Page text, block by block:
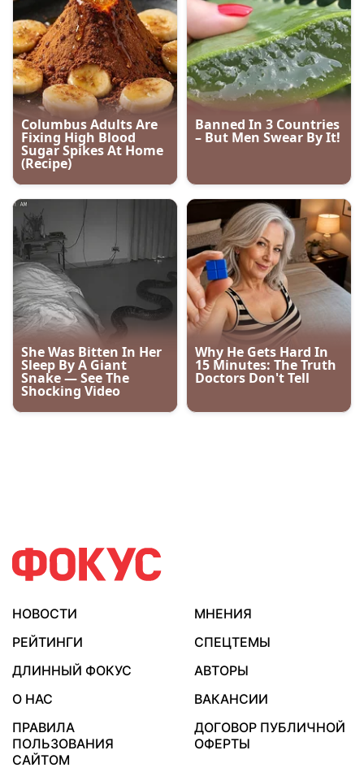
НОВОСТИ
МНЕНИЯ
РЕЙТИНГИ
СПЕЦТЕМЫ
ДЛИННЫЙ ФОКУС
АВТОРЫ
О НАС
ВАКАНСИИ
ПРАВИЛА
ПОЛЬЗОВАНИЯ
САЙТОМ
ДОГОВОР ПУБЛИЧНОЙ
ОФЕРТЫ